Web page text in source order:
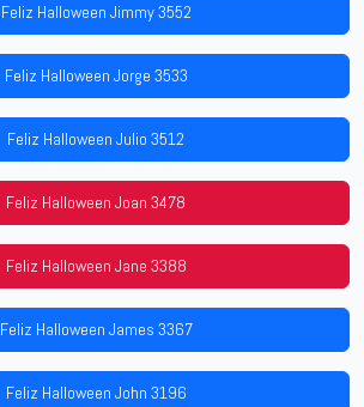
Feliz Halloween Jimmy 3552
Feliz Halloween Jorge 3533
Feliz Halloween Julio 3512
Feliz Halloween Joan 3478
Feliz Halloween Jane 3388
Feliz Halloween James 3367
Feliz Halloween John 3196